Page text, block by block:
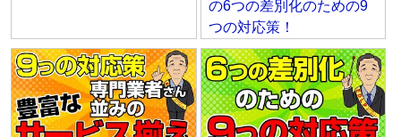
の6つの差別化のための9
つの対応策！